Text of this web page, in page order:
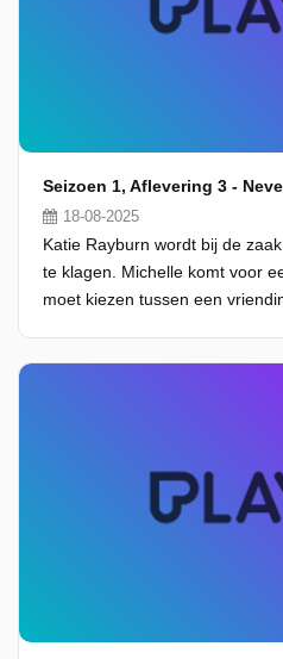
Seizoen 1, Aflevering 3 -
18-08-2025
Katie Rayburn wordt bij de
te klagen. Michelle komt voor
moet kiezen tussen een